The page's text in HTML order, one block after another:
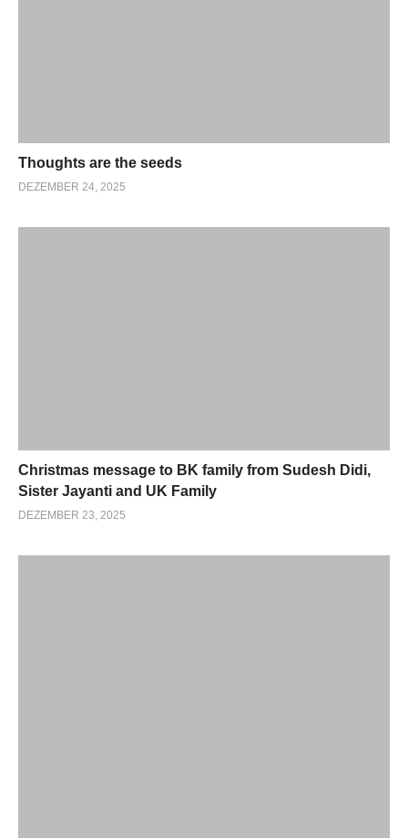
Thoughts are the seeds
DEZEMBER 24, 2025
Christmas message to BK family from Sudesh Didi,
Sister Jayanti and UK Family
DEZEMBER 23, 2025